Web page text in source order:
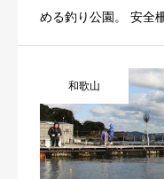
等の販売も行ってい
める釣り公園。 安全
しやバーベキュー用
行っても気軽に釣り
たり、活魚をはじめ
な海上や背後にそび
景とともに釣りを楽
和歌山